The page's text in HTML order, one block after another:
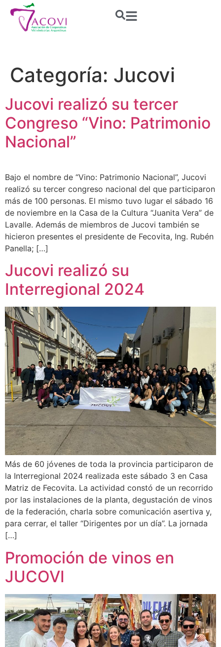
Categoría: Jucovi
Jucovi realizó su tercer
Congreso “Vino: Patrimonio
Nacional”
Bajo el nombre de “Vino: Patrimonio Nacional”, Jucovi
realizó su tercer congreso nacional del que participaron
más de 100 personas. El mismo tuvo lugar el sábado 16
de noviembre en la Casa de la Cultura “Juanita Vera” de
Lavalle. Además de miembros de Jucovi también se
hicieron presentes el presidente de Fecovita, Ing. Rubén
Panella; […]
Jucovi realizó su
Interregional 2024
Más de 60 jóvenes de toda la provincia participaron de
la Interregional 2024 realizada este sábado 3 en Casa
Matriz de Fecovita. La actividad constó de un recorrido
por las instalaciones de la planta, degustación de vinos
de la federación, charla sobre comunicación asertiva y,
para cerrar, el taller “Dirigentes por un día”. La jornada
[…]
Promoción de vinos en
JUCOVI